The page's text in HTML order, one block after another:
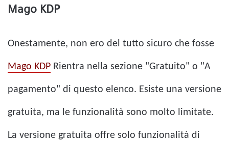
Mago KDP
Onestamente, non ero del tutto sicuro che fosse
Mago KDP Rientra nella sezione "Gratuito" o "A
pagamento" di questo elenco. Esiste una versione
gratuita, ma le funzionalità sono molto limitate.
La versione gratuita offre solo funzionalità di